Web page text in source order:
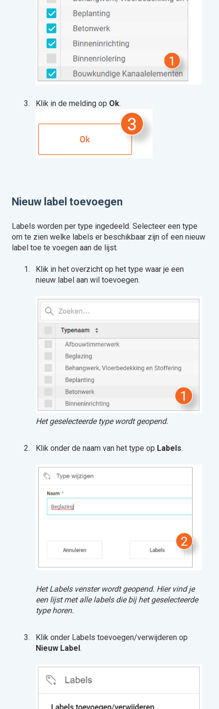
Klik in de melding op Ok.
Nieuw label toevoegen
Labels worden per type ingedeeld. Selecteer een type
om te zien welke labels er beschikbaar zijn of een nieuw
label toe te voegen aan de lijst.
Klik in het overzicht op het type waar je een
nieuw label aan wil toevoegen.
Het geselecteerde type wordt geopend.
Klik onder de naam van het type op Labels.
Het Labels venster wordt geopend. Hier vind je
een lijst met alle labels die bij het geselecteerde
type horen.
Klik onder Labels toevoegen/verwijderen op
Nieuw Label .